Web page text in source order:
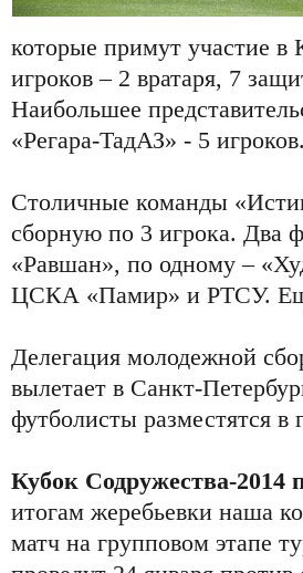
которые примут участие в
игроков – 2 вратаря, 7
Наибольшее
«Регара-ТадАЗ» - 5 игроков.
Столичные команды
сборную по 3 игрока. Два
«Равшан», по одному –
ЦСКА «Памир» и РТСУ.
Делегация молодежной
вылетает в Санкт-
футболисты разместятся
Кубок Содружества-2014
итогам жеребьевки наша
матч на групповом этапе